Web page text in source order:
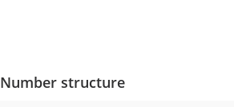
Number structure